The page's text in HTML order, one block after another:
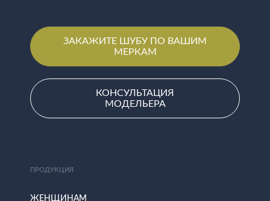
ЗАКАЖИТЕ ШУБУ ПО ВАШИМ
МЕРКАМ
КОНСУЛЬТАЦИЯ
МОДЕЛЬЕРА
ПРОДУКЦИЯ
ЖЕНЩИНАМ